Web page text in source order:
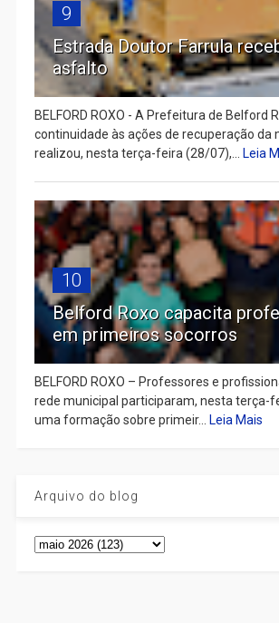
9
Estrada Doutor Farrula
asfalto
BELFORD ROXO - A Prefeitura de Belford
continuidade às ações de recuperação da
realizou, nesta terça-feira (28/07),... Leia
10
Belford Roxo capacita
em primeiros socorros
BELFORD ROXO – Professores e
rede municipal participaram, nesta terça-
uma formação sobre primeir... Leia Mais
Arquivo do blog